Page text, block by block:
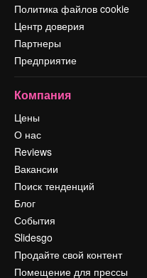
Политика файлов cookie
Центр доверия
Партнеры
Предприятие
Компания
Цены
О нас
Reviews
Вакансии
Поиск тенденций
Блог
События
Slidesgo
Продайте свой контент
Помещение для прессы